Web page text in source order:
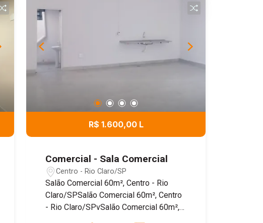
R$ 1.600,00 L
Comercial - Sala Comercial
Centro - Rio Claro/SP
Salão Comercial 60m², Centro - Rio
Claro/SPSalão Comercial 60m², Centro
- Rio Claro/SPvSalão Comercial 60m²,